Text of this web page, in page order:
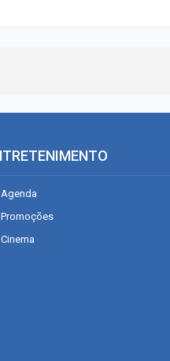
Agenda
Promoções
Cinema